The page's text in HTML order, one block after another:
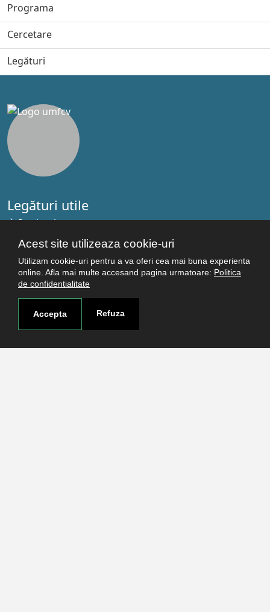
Acest site utilizeaza cookie-uri
Utilizam cookie-uri pentru a va oferi cea mai buna experienta
online. Afla mai multe accesand pagina urmatoare: Politica
de confidentialitate
Accepta Refuza
Programa
Cercetare
Legături
Legături utile
Studenţi
Facultăţi
Cercetare
Termeni şi condiţii
Politica de confidenţialitate
Autentificare
Contact